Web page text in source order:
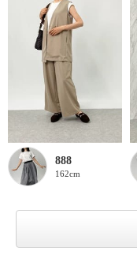
888
162cm